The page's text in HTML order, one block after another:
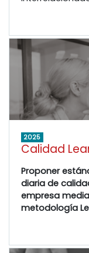
2025
Calidad
Proponer
diaria de
empresa
metodología